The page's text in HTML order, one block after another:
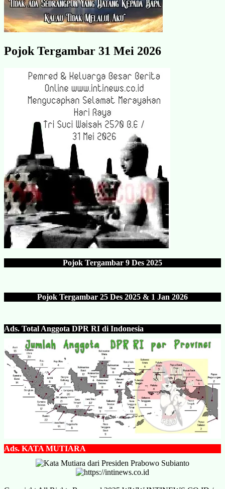
Pojok Tergambar 31 Mei 2026
Pojok Tergambar 9 Des 2025
Pojok Tergambar 25 Des 2025 & 1 Jan 2026
Ads. Total Anggota DPR RI di Indonesia
Ads. KATA MUTIARA